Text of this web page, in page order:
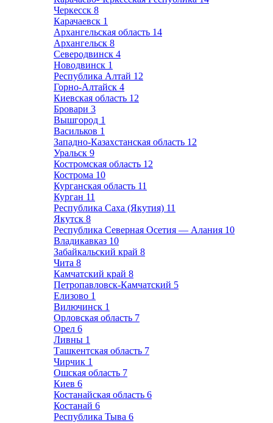
Черкесск 8
Карачаевск 1
Архангельская область 14
Архангельск 8
Северодвинск 4
Новодвинск 1
Республика Алтай 12
Горно-Алтайск 4
Киевская область 12
Бровари 3
Вышгород 1
Васильков 1
Западно-Казахстанская область 12
Уральск 9
Костромская область 12
Кострома 10
Курганская область 11
Курган 11
Республика Саха (Якутия) 11
Якутск 8
Республика Северная Осетия — Алания 10
Владикавказ 10
Забайкальский край 8
Чита 8
Камчатский край 8
Петропавловск-Камчатский 5
Елизово 1
Вилючинск 1
Орловская область 7
Орел 6
Ливны 1
Ташкентская область 7
Чирчик 1
Ошская область 7
Киев 6
Костанайская область 6
Костанай 6
Республика Тыва 6